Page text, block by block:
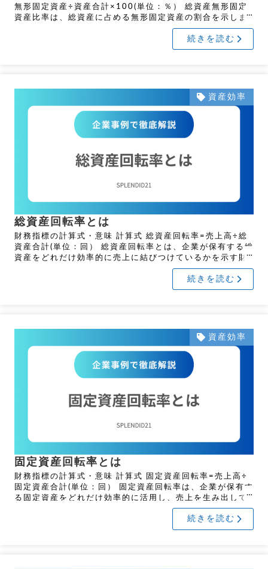
無形固定資産÷資産合計×100(単位：％） 総資産無形固定
資産比率は、総資産に占める無形固定資産の割合を示しま
す。 この記事は企業力Benchmarkerをもとに作 […]
続きを読む
資産効率
総資産回転率とは
財務指標の計算式・意味 計算式 総資産回転率=売上高÷総
資産合計(単位：回） 総資産回転率とは、企業が保有する総
資産をどれだけ効率的に売上に結びつけているかを示す財
務指標です。回転率が高いほど、資産を効率的に活用して
続きを読む
資産効率
固定資産回転率とは
財務指標の計算式・意味 計算式 固定資産回転率=売上高÷
固定資産合計(単位：回） 固定資産回転率は、企業が保有す
る固定資産をどれだけ効率的に活用し、売上を生み出して
いるかを示す財務指標です。 固定資産回転率が高い場合、
続きを読む